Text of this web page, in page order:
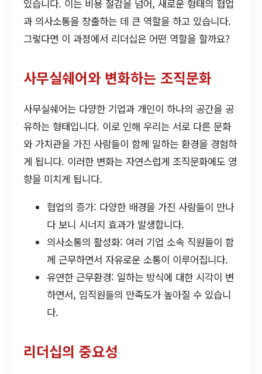
있습니다. 이는 비용 절감을 넘어, 새로운 형태의 협업
과 의사소통을 창출하는 데 큰 역할을 하고 있습니다.
그렇다면 이 과정에서 리더십은 어떤 역할을 할까요?
사무실쉐어와 변화하는 조직문화
사무실쉐어는 다양한 기업과 개인이 하나의 공간을 공
유하는 형태입니다. 이로 인해 우리는 서로 다른 문화
와 가치관을 가진 사람들이 함께 일하는 환경을 경험하
게 됩니다. 이러한 변화는 자연스럽게 조직문화에도 영
향을 미치게 됩니다.
협업의 증가: 다양한 배경을 가진 사람들이 만나
다 보니 시너지 효과가 발생합니다.
의사소통의 활성화: 여러 기업 소속 직원들이 함
께 근무하면서 자유로운 소통이 이루어집니다.
유연한 근무환경: 일하는 방식에 대한 시각이 변
하면서, 임직원들의 만족도가 높아질 수 있습니
다.
리더십의 중요성